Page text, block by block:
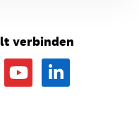
verbinden